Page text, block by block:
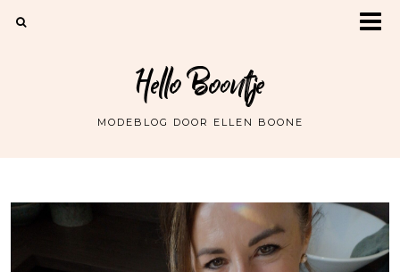
Hello Boontje
MODEBLOG DOOR ELLEN BOONE